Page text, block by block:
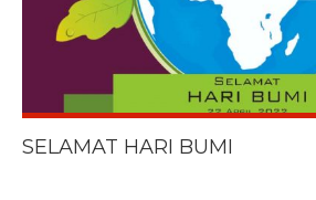
SELAMAT HARI BUMI